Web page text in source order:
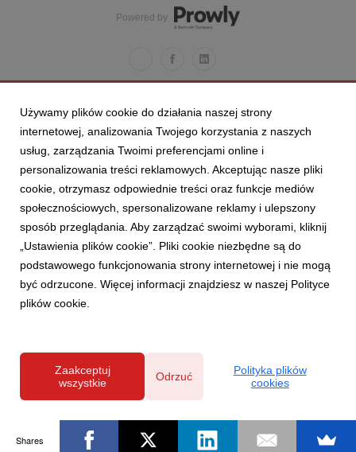
Powered by
Używamy plików cookie do działania naszej strony
internetowej, analizowania Twojego korzystania z naszych
usług, zarządzania Twoimi preferencjami online i
personalizowania treści reklamowych. Akceptując nasze pliki
cookie, otrzymasz odpowiednie treści oraz funkcje mediów
społecznościowych, spersonalizowane reklamy i ulepszony
sposób przeglądania. Aby zarządzać swoimi wyborami, kliknij
„Ustawienia plików cookie”. Pliki cookie niezbędne są do
podstawowego funkcjonowania strony internetowej i nie mogą
być odrzucone. Więcej informacji znajdziesz w naszej Polityce
plików cookie.
Zaakceptuj
wszystkie
Odrzuć
Polityka plików
cookies
Shares